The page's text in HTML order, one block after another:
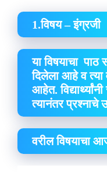
1.विषय – इंग्रजी
या विषयाचा पाठ
दिलेला आहे व त्या
आहेत.
त्यानंतर प्रश्नाचे
वरील विषयाचा